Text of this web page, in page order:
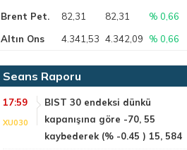
Brent Pet.
82,31 82,31
% 0,66
Altın Ons
4.341,53 4.342,09 % 0,66
Seans Raporu
17:59
XU030
BIST 30 endeksi dünkü
kapanışına göre -70, 55
kaybederek (% -0.45 ) 15, 584